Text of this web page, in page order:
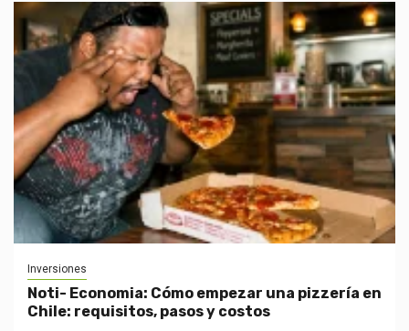
Inversiones
Noti- Economia: Cómo empezar una pizzería en
Chile: requisitos, pasos y costos